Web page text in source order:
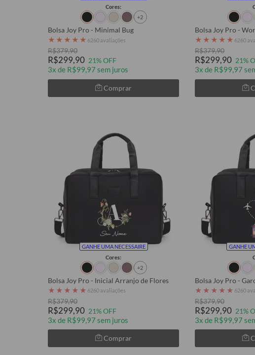
Cores:
+2
Bolsa Joy Pro - Minimal Bug
★ ★ ★ ★ ★ 6260 avaliações
R$379,90
R$299,90 21% OFF
3x de R$99,97 sem juros
Comprar
Bolsa Joy Pro -
★ ★ ★ ★ ★ 6260
R$379,90
R$299,90 21%
3x de R$99,97
GANHE UMA NECESSAIRE
Cores:
+2
Bolsa Joy Pro - Inicial Arranjo de Flores
★ ★ ★ ★ ★ 6260 avaliações
R$379,90
R$299,90 21% OFF
3x de R$99,97 sem juros
Comprar
GANHE
Bolsa Joy Pro -
★ ★ ★ ★ ★ 6260
R$379,90
R$299,90 21%
3x de R$99,97